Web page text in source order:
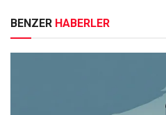
BENZER HABERLER